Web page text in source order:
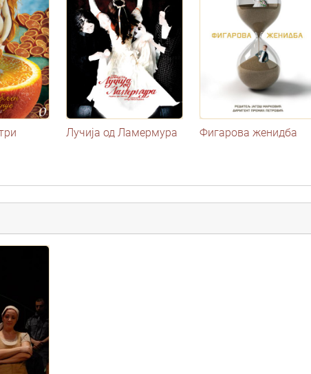
Лучија од Ламермура Фигарова женидба